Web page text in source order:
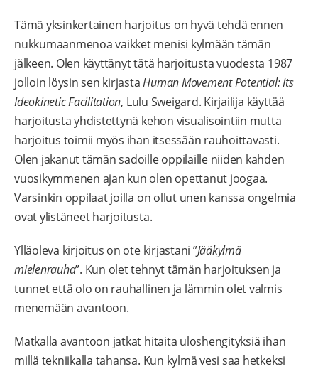
Tämä yksinkertainen harjoitus on hyvä tehdä ennen
nukkumaanmenoa vaikket menisi kylmään tämän
jälkeen. Olen käyttänyt tätä harjoitusta vuodesta 1987
jolloin löysin sen kirjastaHuman Movement Potential: Its
Ideokinetic Facilitation, Lulu Sweigard. Kirjailija käyttää
harjoitusta yhdistettynä kehon visualisointiin mutta
harjoitus toimii myös ihan itsessään rauhoittavasti.
Olen jakanut tämän sadoille oppilaille niiden kahden
vuosikymmenen ajan kun olen opettanut joogaa.
Varsinkin oppilaat joilla on ollut unen kanssa ongelmia
ovat ylistäneet harjoitusta.
Ylläoleva kirjoitus on ote kirjastani ”Jääkylmä
mielenrauha”. Kun olet tehnyt tämän harjoituksen ja
tunnet että olo on rauhallinen ja lämmin olet valmis
menemään avantoon.
Matkalla avantoon jatkat hitaita uloshengityksiä ihan
millä tekniikalla tahansa. Kun kylmä vesi saa hetkeksi